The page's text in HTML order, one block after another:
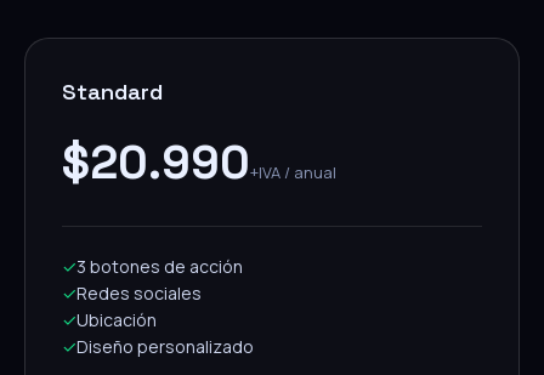
Standard
$20.990+IVA / anual
✓3 botones de acción
✓Redes sociales
✓Ubicación
✓Diseño personalizado